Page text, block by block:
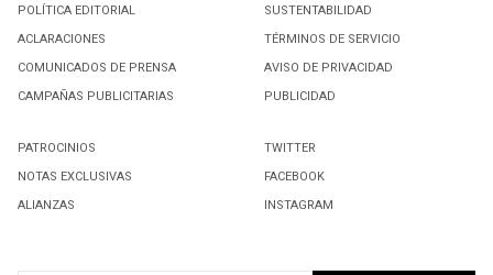
POLÍTICA EDITORIAL
ACLARACIONES
COMUNICADOS DE PRENSA
CAMPAÑAS PUBLICITARIAS
SUSTENTABILIDAD
TÉRMINOS DE SERVICIO
AVISO DE PRIVACIDAD
PUBLICIDAD
PATROCINIOS
NOTAS EXCLUSIVAS
ALIANZAS
TWITTER
FACEBOOK
INSTAGRAM